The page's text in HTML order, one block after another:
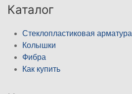
Каталог
Стеклопластиковая арматура
Колышки
Фибра
Как купить